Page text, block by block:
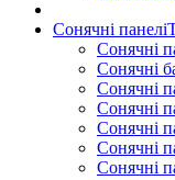
Сонячні панелі
Сонячні
Сонячні
Сонячні
Сонячні
Сонячні
Сонячні
Сонячні